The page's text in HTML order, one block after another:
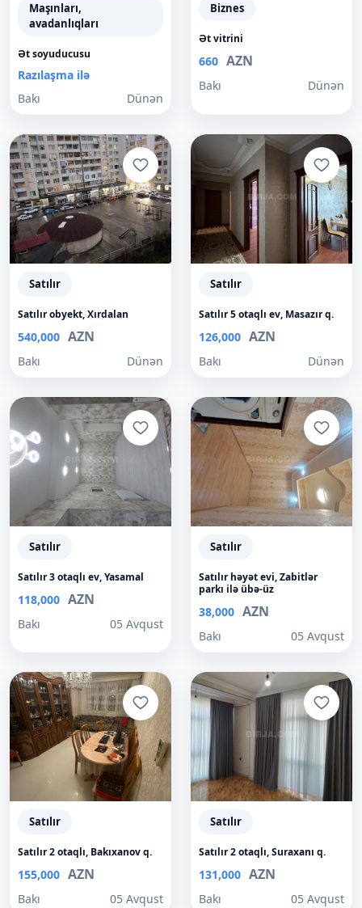
Maşınları,
avadanlıqları
Ət soyuducusu
Razılaşma ilə
Bakı
Dünən
Biznes
Ət vitrini
660 AZN
Bakı Dünən
Satılır
Satılır obyekt, Xırdalan
540,000 AZN
Bakı Dünən
Satılır
Satılır 5 otaqlı ev, Masazır q.
126,000 AZN
Bakı Dünən
Satılır
Satılır 3 otaqlı ev, Yasamal
118,000 AZN
Bakı 05 Avqust
Satılır
Satılır həyət evi, Zabitlər
parkı ilə übə-üz
38,000 AZN
Bakı 05 Avqust
Satılır
Satılır 2 otaqlı, Bakıxanov q.
155,000 AZN
Bakı 05 Avqust
Satılır
Satılır 2 otaqlı, Suraxanı q.
131,000 AZN
Bakı 05 Avqust